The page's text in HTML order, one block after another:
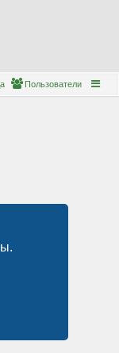
Пользователи